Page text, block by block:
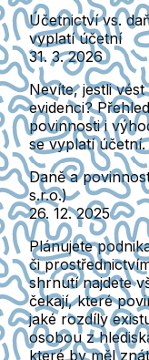
Účetnictví vs.
vyplatí účetní
31. 3. 2026
Nevíte, jestli
evidenci?
povinnosti i
se vyplatí účetní.
Daně a
s.r.o.)
26. 12. 2025
Plánujete
či
shrnutí najdete
čekají, které
jaké rozdíly
osobou z
které by měl